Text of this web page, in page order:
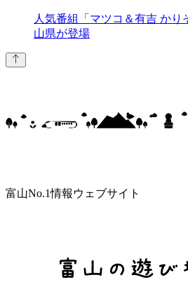
人気番組「マツコ＆有吉 かり
山県が登場
富山No.1情報ウェブサイト